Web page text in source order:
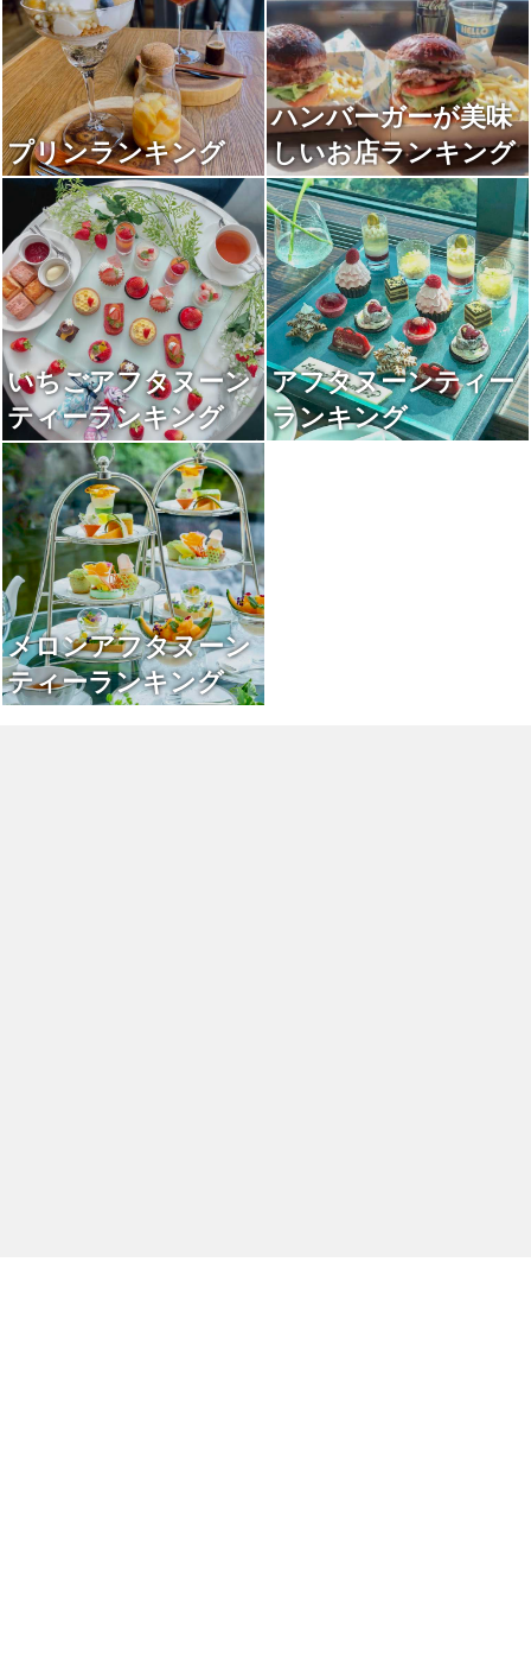
プリンランキング
ハンバーガーが美味
しいお店ランキング
いちごアフタヌーン
ティーランキング
アフタヌーンティー
ランキング
メロンアフタヌーン
ティーランキング